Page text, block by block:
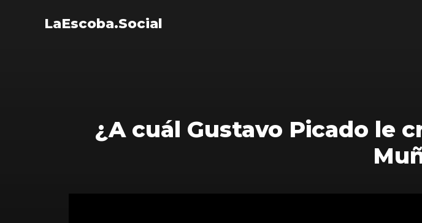
LaEscoba.Social
¿A cuál Gustavo Picado le